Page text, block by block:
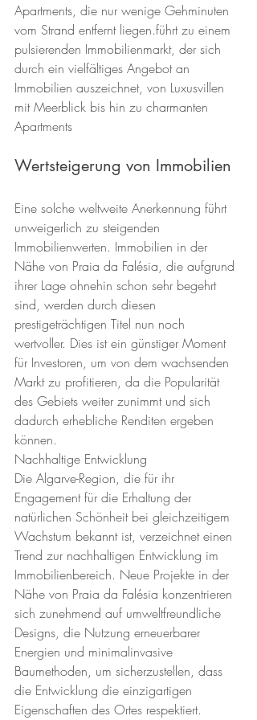
Apartments, die nur wenige Gehminuten
vom Strand entfernt liegen.führt zu einem
pulsierenden Immobilienmarkt, der sich
durch ein vielfältiges Angebot an
Immobilien auszeichnet, von Luxusvillen
mit Meerblick bis hin zu charmanten
Apartments
Wertsteigerung von Immobilien
Eine solche weltweite Anerkennung führt
unweigerlich zu steigenden
Immobilienwerten. Immobilien in der
Nähe von Praia da Falésia, die aufgrund
ihrer Lage ohnehin schon sehr begehrt
sind, werden durch diesen
prestigeträchtigen Titel nun noch
wertvoller. Dies ist ein günstiger Moment
für Investoren, um von dem wachsenden
Markt zu profitieren, da die Popularität
des Gebiets weiter zunimmt und sich
dadurch erhebliche Renditen ergeben
können.
Nachhaltige Entwicklung
Die Algarve-Region, die für ihr
Engagement für die Erhaltung der
natürlichen Schönheit bei gleichzeitigem
Wachstum bekannt ist, verzeichnet einen
Trend zur nachhaltigen Entwicklung im
Immobilienbereich. Neue Projekte in der
Nähe von Praia da Falésia konzentrieren
sich zunehmend auf umweltfreundliche
Designs, die Nutzung erneuerbarer
Energien und minimalinvasive
Baumethoden, um sicherzustellen, dass
die Entwicklung die einzigartigen
Eigenschaften des Ortes respektiert.